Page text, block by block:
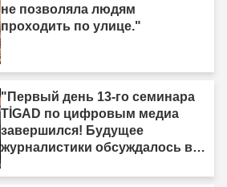
не позволяла людям
проходить по улице."
"Первый день 13-го семинара
TİGAD по цифровым медиа
завершился! Будущее
журналистики обсуждалось в